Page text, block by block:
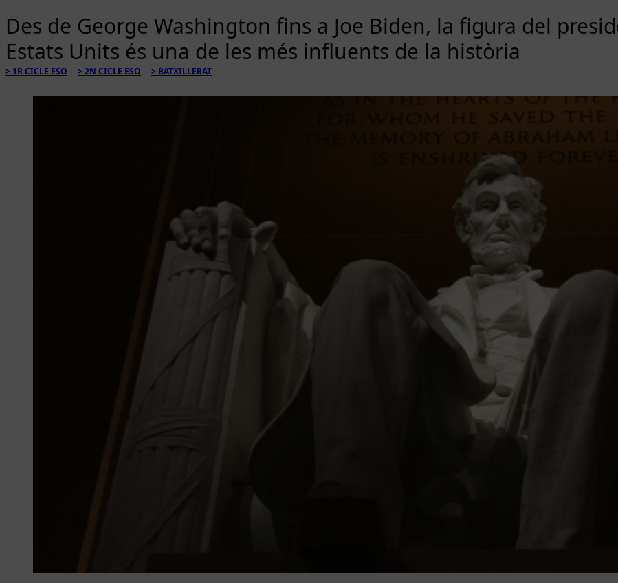
Des de George Washington fins a Joe Biden, la figura del
Estats Units és una de les més influents de la història
1R CICLE ESO 2N CICLE ESO BATXILLERAT